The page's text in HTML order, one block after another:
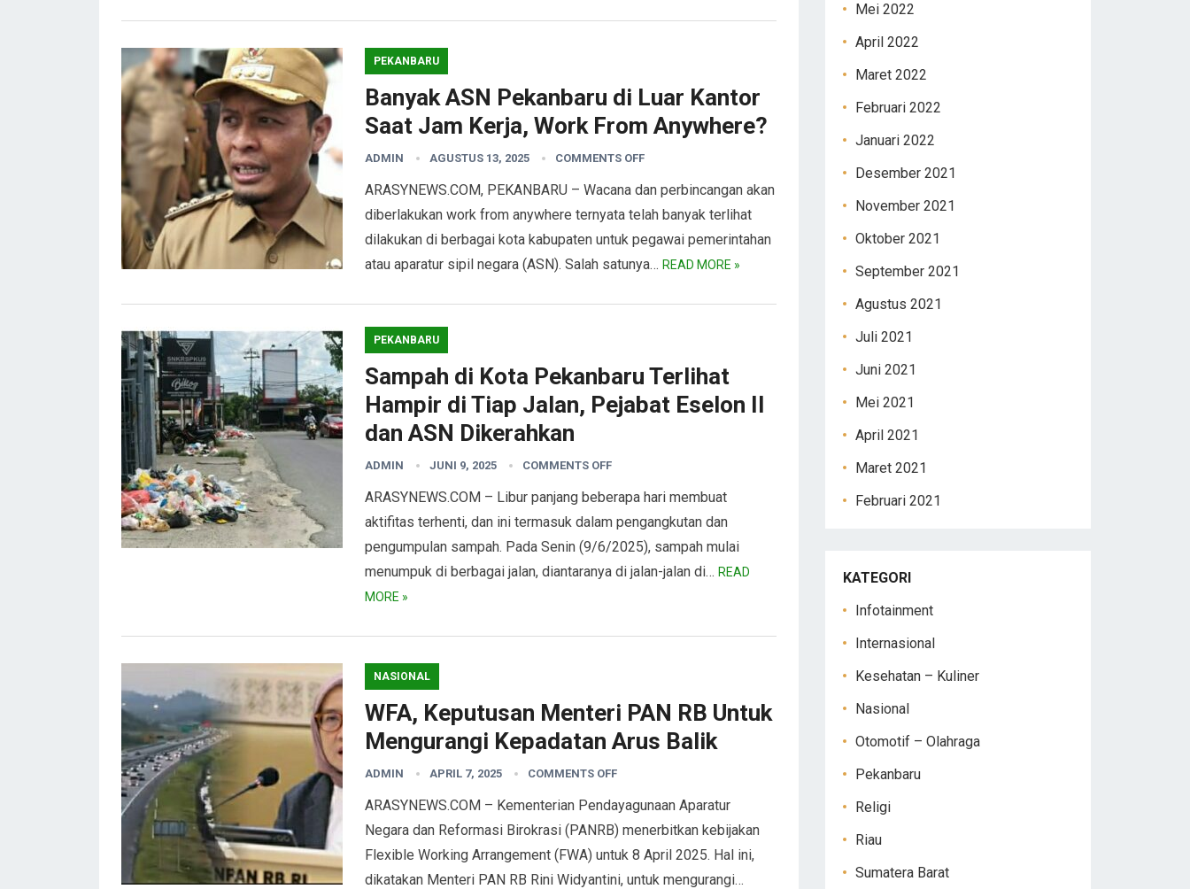
PEKANBARU
Banyak ASN Pekanbaru di Luar Kantor
Saat Jam Kerja, Work From Anywhere?
ADMIN AGUSTUS 13, 2025 COMMENTS OFF
ARASYNEWS.COM, PEKANBARU – Wacana dan perbincangan akan
diberlakukan work from anywhere ternyata telah banyak terlihat
dilakukan di berbagai kota kabupaten untuk pegawai pemerintahan
atau aparatur sipil negara (ASN). Salah satunya… READ MORE »
PEKANBARU
Sampah di Kota Pekanbaru Terlihat
Hampir di Tiap Jalan, Pejabat Eselon II
dan ASN Dikerahkan
ADMIN JUNI 9, 2025 COMMENTS OFF
ARASYNEWS.COM – Libur panjang beberapa hari membuat
aktifitas terhenti, dan ini termasuk dalam pengangkutan dan
pengumpulan sampah. Pada Senin (9/6/2025), sampah mulai
menumpuk di berbagai jalan, diantaranya di jalan-jalan di… READ
MORE »
NASIONAL
WFA, Keputusan Menteri PAN RB Untuk
Mengurangi Kepadatan Arus Balik
ADMIN APRIL 7, 2025 COMMENTS OFF
ARASYNEWS.COM – Kementerian Pendayagunaan Aparatur
Negara dan Reformasi Birokrasi (PANRB) menerbitkan kebijakan
Flexible Working Arrangement (FWA) untuk 8 April 2025. Hal ini,
dikatakan Menteri PAN RB Rini Widyantini, untuk mengurangi…
Mei 2022
April 2022
Maret 2022
Februari 2022
Januari 2022
Desember 2021
November 2021
Oktober 2021
September 2021
Agustus 2021
Juli 2021
Juni 2021
Mei 2021
April 2021
Maret 2021
Februari 2021
KATEGORI
Infotainment
Internasional
Kesehatan – Kuliner
Nasional
Otomotif – Olahraga
Pekanbaru
Religi
Riau
Sumatera Barat